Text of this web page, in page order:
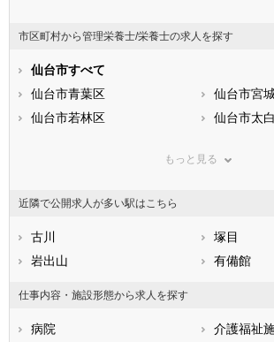
石川県
福井県
静岡県
滋賀県
兵庫県
山口県
福岡県
佐賀県
熊本県
鹿児島県
市区町村から管理栄養士/栄養士の求人を探す
仙台市すべて
仙台市青葉区
仙台市宮
仙台市若林区
仙台市太
気仙沼市
名取市
角田市
多賀城市
岩沼市
刈田郡蔵王町
富谷市
もっと見る
近隣で公開求人が多い駅はこちら
古川
塚目
岩出山
有備館
仕事内容・施設形態から求人を探す
病院
介護福祉